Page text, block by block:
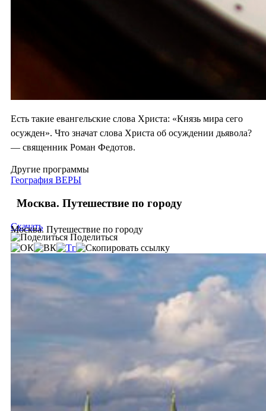
Есть такие евангельские слова Христа: «Князь мира сего
осужден». Что значат слова Христа об осуждении дьявола?
— священник Роман Федотов.
Другие программы
География ВЕРЫ
Москва. Путешествие по городу
Москва. Путешествие по городу
Скачать
Поделиться